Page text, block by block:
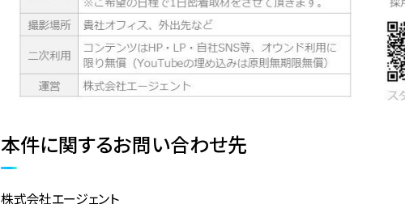
本件に関するお問い合わせ先
株式会社エージェント